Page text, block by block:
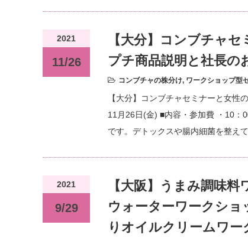
2021
11/26
【大分】コンブチャ
プチ商品説明と社長の
コンブチャの株分け, ワークショップ型
【大分】コンブチャセミナーと女
11月26日(金) ■内容・参加費 ・10：
です。デトックスや腸内細菌を整え
2021
9/29
【大阪】うまみ調味
ウォーターワークシ
りオイルクリームワー